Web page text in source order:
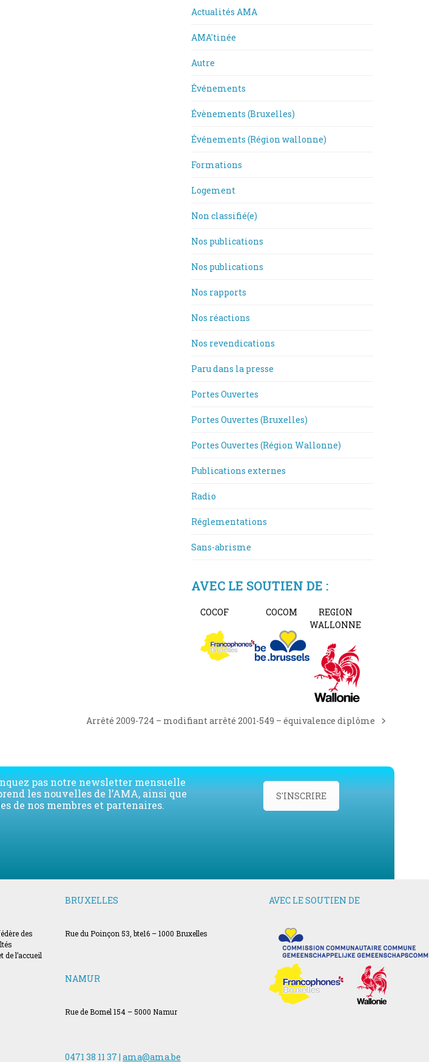
Actualités AMA
AMA'tinée
Autre
Événements
Évènements (Bruxelles)
Événements (Région wallonne)
Formations
Logement
Non classifié(e)
Nos publications
Nos publications
Nos rapports
Nos réactions
Nos revendications
Paru dans la presse
Portes Ouvertes
Portes Ouvertes (Bruxelles)
Portes Ouvertes (Région Wallonne)
Publications externes
Radio
Réglementations
Sans-abrisme
AVEC LE SOUTIEN DE :
COCOF COCOM
REGION
WALLONNE
next
Arrêté 2009-724 – modifiant arrêté 2001-549 – équivalence diplôme
pas notre newsletter mensuelle
les nouvelles de l’AMA, ainsi que
de nos membres et partenaires.
S'INSCRIRE
des
l’accueil
BRUXELLES
Rue du Poinçon 53, bte16 – 1000 Bruxelles
NAMUR
Rue de Bomel 154 – 5000 Namur
0471 38 11 37 | ama@ama.be
AVEC LE SOUTIEN DE